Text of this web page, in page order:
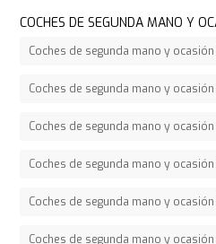
COCHES DE SEGUNDA MANO Y
Coches de segunda mano y
Coches de segunda mano y ocasión
Coches de segunda mano y
Coches de segunda mano y ocasión
Coches de segunda mano y
Coches de segunda mano y